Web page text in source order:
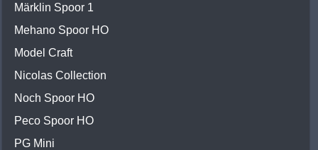
Märklin Spoor 1
Mehano Spoor HO
Model Craft
Nicolas Collection
Noch Spoor HO
Peco Spoor HO
PG Mini